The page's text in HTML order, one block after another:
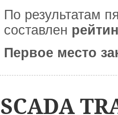
По результатам
составлен
Первое место
SCADA